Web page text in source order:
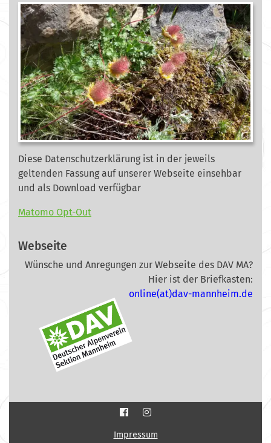
Diese Datenschutzerklärung ist in der jeweils
geltenden Fassung auf unserer Webseite einsehbar
und als Download verfügbar
Matomo Opt-Out
Webseite
Wünsche und Anregungen zur Webseite des DAV MA?
Hier ist der Briefkasten:
online(at)dav-mannheim.de
Impressum